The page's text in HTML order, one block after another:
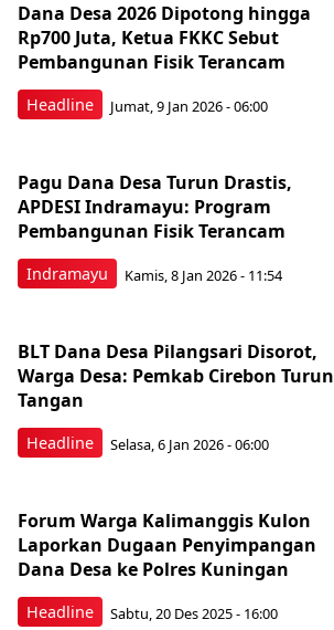
Headline
Dana Desa 2026 Dipotong hingga
Rp700 Juta, Ketua FKKC Sebut
Pembangunan Fisik Terancam
Jumat, 9 Jan 2026 - 06:00
Indramayu
Pagu Dana Desa Turun Drastis,
APDESI Indramayu: Program
Pembangunan Fisik Terancam
Kamis, 8 Jan 2026 - 11:54
Headline
BLT Dana Desa Pilangsari Disorot,
Warga Desa: Pemkab Cirebon Turun
Tangan
Selasa, 6 Jan 2026 - 06:00
Headline
Forum Warga Kalimanggis Kulon
Laporkan Dugaan Penyimpangan
Dana Desa ke Polres Kuningan
Sabtu, 20 Des 2025 - 16:00